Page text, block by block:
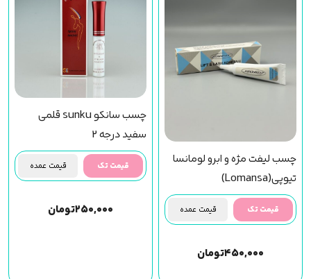
چسب لیفت مژه و ابرو لومانسا
تیوپی(Lomansa)
قیمت تک قیمت عمده
۴۵۰,۰۰۰تومان
چسب سانکو sunku قلمی
سفید درجه 2
قیمت تک قیمت عمده
۲۵۰,۰۰۰تومان